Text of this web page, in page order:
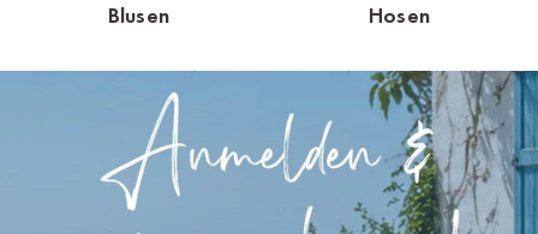
Innsbruck
Kiel-CittiPark
Leipzig
Blusen Hosen